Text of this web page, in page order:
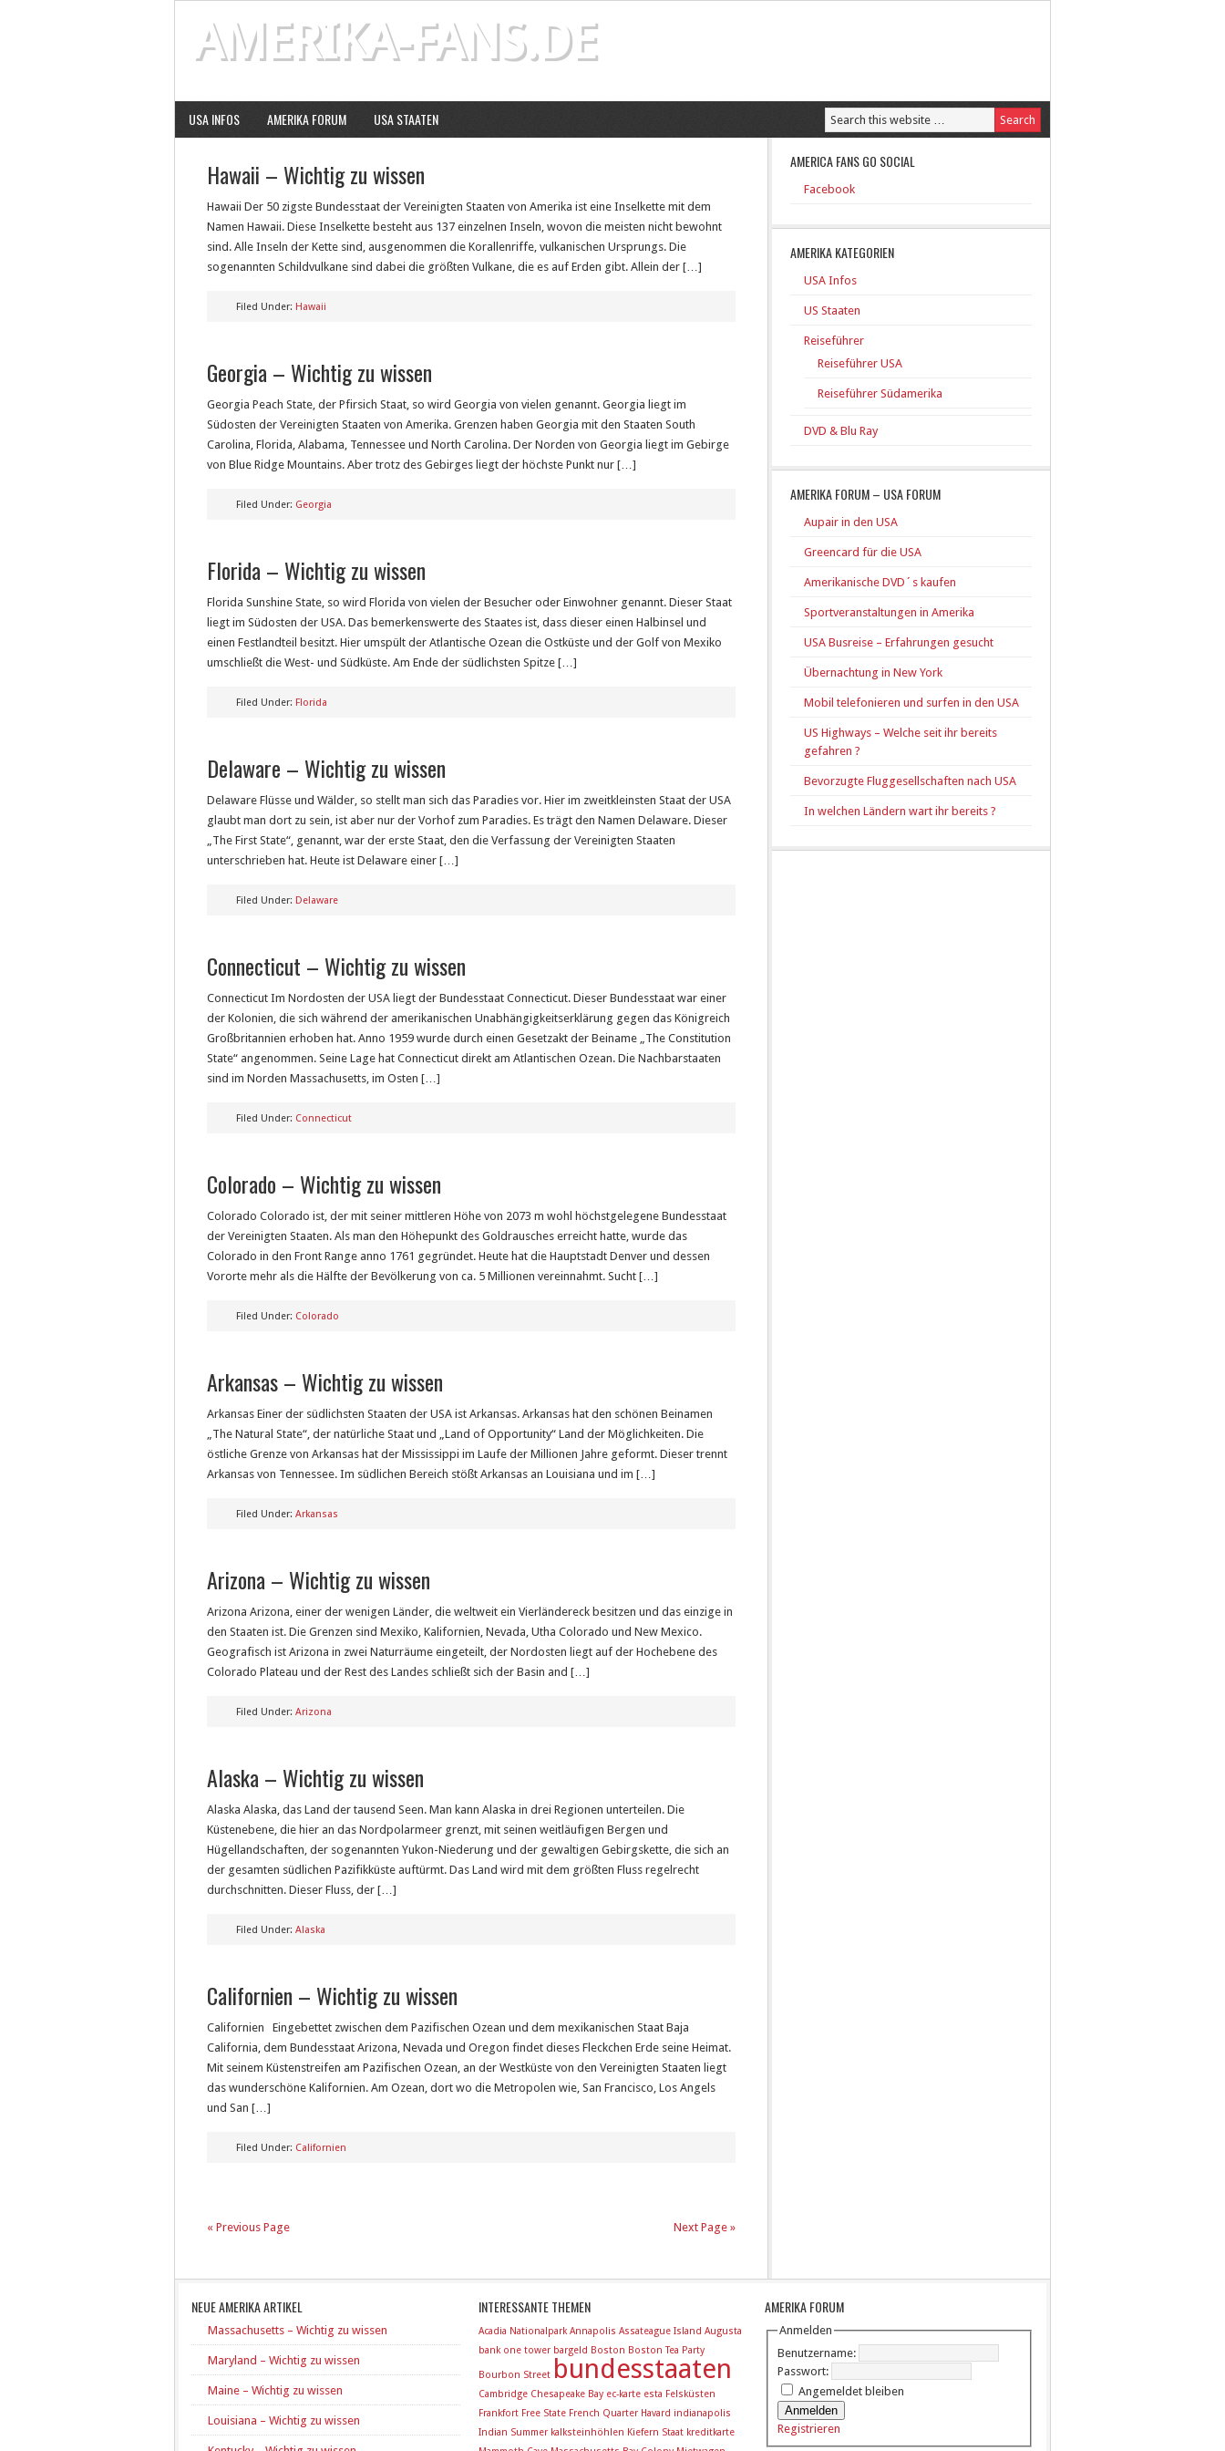
AMERIKA-FANS.DE
USA INFOS AMERIKA FORUM USA STAATEN
Hawaii – Wichtig zu wissen
Hawaii Der 50 zigste Bundesstaat der Vereinigten Staaten von Amerika ist eine Inselkette mit dem
Namen Hawaii. Diese Inselkette besteht aus 137 einzelnen Inseln, wovon die meisten nicht bewohnt
sind. Alle Inseln der Kette sind, ausgenommen die Korallenriffe, vulkanischen Ursprungs. Die
sogenannten Schildvulkane sind dabei die größten Vulkane, die es auf Erden gibt. Allein der […]
Filed Under: Hawaii
Georgia – Wichtig zu wissen
Georgia Peach State, der Pfirsich Staat, so wird Georgia von vielen genannt. Georgia liegt im
Südosten der Vereinigten Staaten von Amerika. Grenzen haben Georgia mit den Staaten South
Carolina, Florida, Alabama, Tennessee und North Carolina. Der Norden von Georgia liegt im Gebirge
von Blue Ridge Mountains. Aber trotz des Gebirges liegt der höchste Punkt nur […]
Filed Under: Georgia
Florida – Wichtig zu wissen
Florida Sunshine State, so wird Florida von vielen der Besucher oder Einwohner genannt. Dieser Staat
liegt im Südosten der USA. Das bemerkenswerte des Staates ist, dass dieser einen Halbinsel und
einen Festlandteil besitzt. Hier umspült der Atlantische Ozean die Ostküste und der Golf von Mexiko
umschließt die West- und Südküste. Am Ende der südlichsten Spitze […]
Filed Under: Florida
Delaware – Wichtig zu wissen
Delaware Flüsse und Wälder, so stellt man sich das Paradies vor. Hier im zweitkleinsten Staat der USA
glaubt man dort zu sein, ist aber nur der Vorhof zum Paradies. Es trägt den Namen Delaware. Dieser
„The First State“, genannt, war der erste Staat, den die Verfassung der Vereinigten Staaten
unterschrieben hat. Heute ist Delaware einer […]
Filed Under: Delaware
Connecticut – Wichtig zu wissen
Connecticut Im Nordosten der USA liegt der Bundesstaat Connecticut. Dieser Bundesstaat war einer
der Kolonien, die sich während der amerikanischen Unabhängigkeitserklärung gegen das Königreich
Großbritannien erhoben hat. Anno 1959 wurde durch einen Gesetzakt der Beiname „The Constitution
State“ angenommen. Seine Lage hat Connecticut direkt am Atlantischen Ozean. Die Nachbarstaaten
sind im Norden Massachusetts, im Osten […]
Filed Under: Connecticut
Colorado – Wichtig zu wissen
Colorado Colorado ist, der mit seiner mittleren Höhe von 2073 m wohl höchstgelegene Bundesstaat
der Vereinigten Staaten. Als man den Höhepunkt des Goldrausches erreicht hatte, wurde das
Colorado in den Front Range anno 1761 gegründet. Heute hat die Hauptstadt Denver und dessen
Vororte mehr als die Hälfte der Bevölkerung von ca. 5 Millionen vereinnahmt. Sucht […]
Filed Under: Colorado
Arkansas – Wichtig zu wissen
Arkansas Einer der südlichsten Staaten der USA ist Arkansas. Arkansas hat den schönen Beinamen
„The Natural State“, der natürliche Staat und „Land of Opportunity“ Land der Möglichkeiten. Die
östliche Grenze von Arkansas hat der Mississippi im Laufe der Millionen Jahre geformt. Dieser trennt
Arkansas von Tennessee. Im südlichen Bereich stößt Arkansas an Louisiana und im […]
Filed Under: Arkansas
Arizona – Wichtig zu wissen
Arizona Arizona, einer der wenigen Länder, die weltweit ein Vierländereck besitzen und das einzige in
den Staaten ist. Die Grenzen sind Mexiko, Kalifornien, Nevada, Utha Colorado und New Mexico.
Geografisch ist Arizona in zwei Naturräume eingeteilt, der Nordosten liegt auf der Hochebene des
Colorado Plateau und der Rest des Landes schließt sich der Basin and […]
Filed Under: Arizona
Alaska – Wichtig zu wissen
Alaska Alaska, das Land der tausend Seen. Man kann Alaska in drei Regionen unterteilen. Die
Küstenebene, die hier an das Nordpolarmeer grenzt, mit seinen weitläufigen Bergen und
Hügellandschaften, der sogenannten Yukon-Niederung und der gewaltigen Gebirgskette, die sich an
der gesamten südlichen Pazifikküste auftürmt. Das Land wird mit dem größten Fluss regelrecht
durchschnitten. Dieser Fluss, der […]
Filed Under: Alaska
Californien – Wichtig zu wissen
Californien Eingebettet zwischen dem Pazifischen Ozean und dem mexikanischen Staat Baja
California, dem Bundesstaat Arizona, Nevada und Oregon findet dieses Fleckchen Erde seine Heimat.
Mit seinem Küstenstreifen am Pazifischen Ozean, an der Westküste von den Vereinigten Staaten liegt
das wunderschöne Kalifornien. Am Ozean, dort wo die Metropolen wie, San Francisco, Los Angels
und San […]
Filed Under: Californien
« Previous Page Next Page »
AMERICA FANS GO SOCIAL
Facebook
AMERIKA KATEGORIEN
USA Infos
US Staaten
Reiseführer
Reiseführer USA
Reiseführer Südamerika
DVD & Blu Ray
AMERIKA FORUM – USA FORUM
Aupair in den USA
Greencard für die USA
Amerikanische DVD´s kaufen
Sportveranstaltungen in Amerika
USA Busreise – Erfahrungen gesucht
Übernachtung in New York
Mobil telefonieren und surfen in den USA
US Highways – Welche seit ihr bereits
gefahren ?
Bevorzugte Fluggesellschaften nach USA
In welchen Ländern wart ihr bereits ?
NEUE AMERIKA ARTIKEL
Massachusetts – Wichtig zu wissen
Maryland – Wichtig zu wissen
Maine – Wichtig zu wissen
Louisiana – Wichtig zu wissen
INTERESSANTE THEMEN
Acadia Nationalpark Annapolis Assateague Island Augusta
bank one tower bargeld Boston Boston Tea Party
Bourbon Street bundesstaaten
Cambridge Chesapeake Bay ec-karte esta Felsküsten
Frankfort Free State French Quarter Havard indianapolis
Indian Summer kalksteinhöhlen Kiefern Staat kreditkarte
AMERIKA FORUM
Anmelden
Benutzername:
Passwort:
Angemeldet bleiben
Anmelden
Registrieren